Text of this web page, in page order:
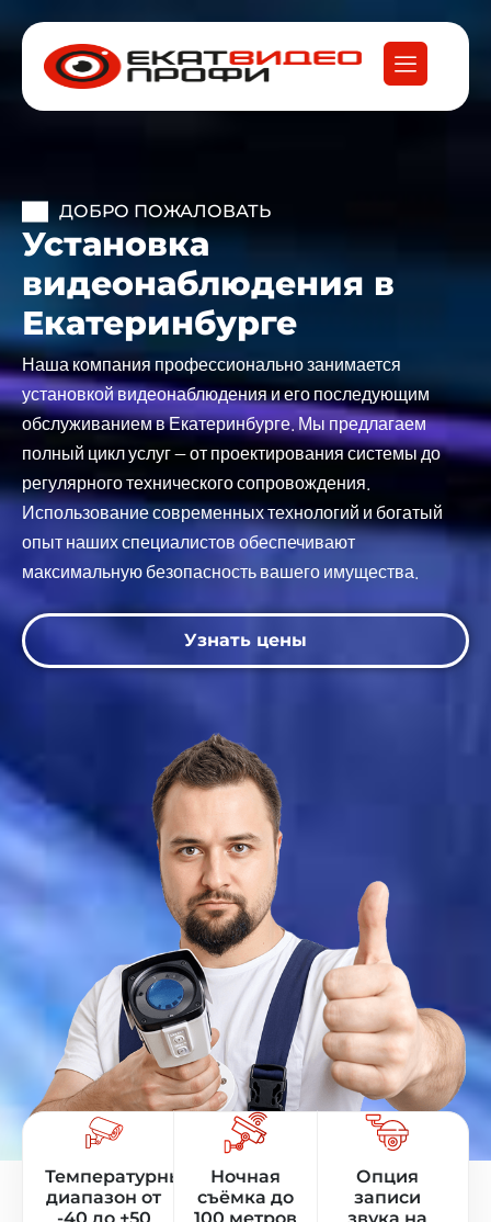
ДОБРО ПОЖАЛОВАТЬ
Установка
видеонаблюдения в
Екатеринбурге
Наша компания профессионально занимается
установкой видеонаблюдения и его последующим
обслуживанием в Екатеринбурге. Мы предлагаем
полный цикл услуг — от проектирования системы до
регулярного технического сопровождения.
Использование современных технологий и богатый
опыт наших специалистов обеспечивают
максимальную безопасность вашего имущества.
Узнать цены
Температурный
диапазон от
Ночная
съёмка до
Опция
записи